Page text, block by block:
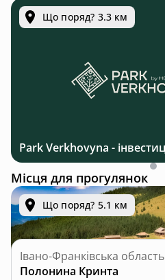
Що поряд? 3.3 км
Місця для прогулянок
Що поряд? 5.1 км
Івано-Франківська область
Полонина Кринта